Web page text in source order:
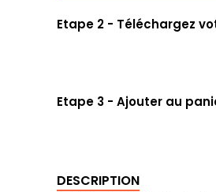
Etape 2 - Téléchargez
Etape 3 - Ajouter au
DESCRIPTION